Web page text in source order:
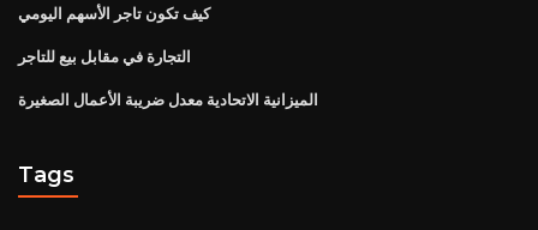
كيف تكون تاجر الأسهم اليومي
التجارة في مقابل بيع للتاجر
الميزانية الاتحادية معدل ضريبة الأعمال الصغيرة
Tags